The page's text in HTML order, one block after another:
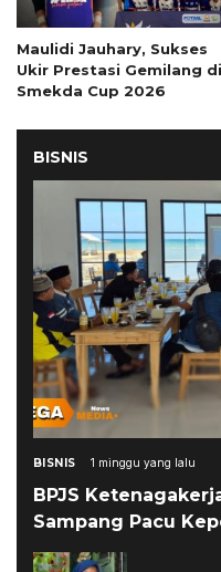
Maulidi Jauhary, Sukses
Ukir Prestasi Gemilang di
Smekda Cup 2026
BISNIS
BISNIS 1 minggu yang lalu
BPJS
Sampang Pacu